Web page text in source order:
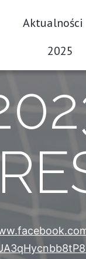
Aktualności
2025